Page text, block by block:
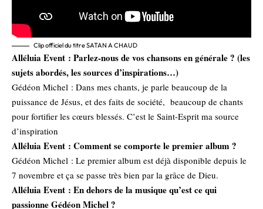
Clip officiel du titre SATAN A CHAUD
Alléluia Event : Parlez-nous de vos chansons en générale ? (les
sujets abordés, les sources d’inspirations…)
Gédéon Michel : Dans mes chants, je parle beaucoup de la
puissance de Jésus, et des faits de société, beaucoup de chants
pour fortifier les cœurs blessés. C’est le Saint-Esprit ma source
d’inspiration
Alléluia Event : Comment se comporte le premier album ?
Gédéon Michel : Le premier album est déjà disponible depuis le
7 novembre et ça se passe très bien par la grâce de Dieu.
Alléluia Event : En dehors de la musique qu’est ce qui
passionne Gédéon Michel ?